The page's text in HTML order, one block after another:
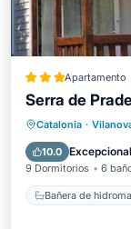
Apartamento
Serra de
Catalonia ·
10.0 Excepcional
9 Dormitorios 6
Bañera de